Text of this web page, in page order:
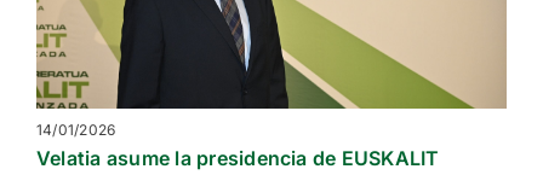
14/01/2026
Velatia asume la presidencia de EUSKALIT